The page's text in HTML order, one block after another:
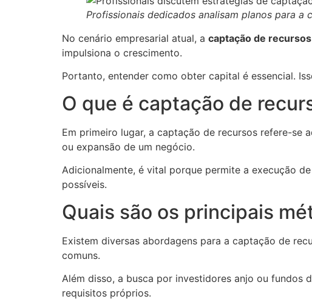
Profissionais dedicados analisam planos para
No cenário empresarial atual, a captação de recursos
impulsiona o crescimento.
Portanto, entender como obter capital é essencial.
O que é captação de
Em primeiro lugar, a captação de recursos refere-se
ou expansão de um negócio.
Adicionalmente, é vital porque permite a execução
possíveis.
Quais são os principais
Existem diversas abordagens para a captação de
comuns.
Além disso, a busca por investidores anjo ou fundos
requisitos próprios.